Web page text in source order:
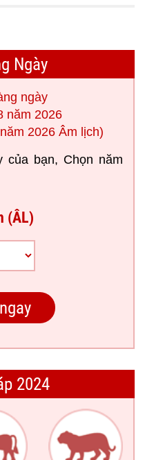
Ngày
ngày
năm 2026
2026 Âm lịch)
của bạn, Chọn năm
(ÂL)
2024